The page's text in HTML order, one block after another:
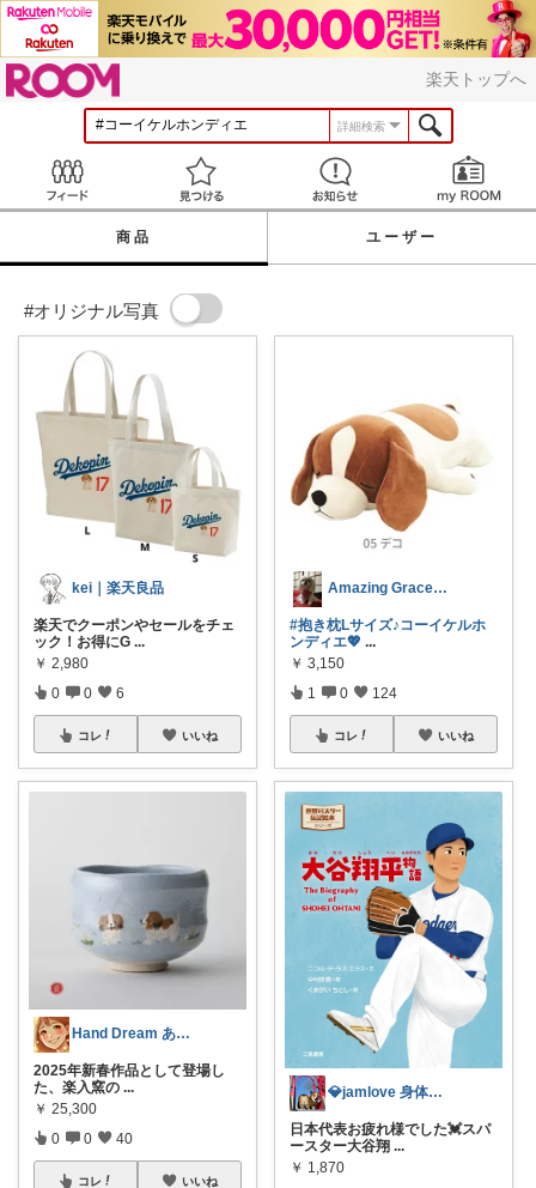
楽天トップへ
詳細検索
見つける お知らせ
商品 ユーザー
#オリジナル写真
kei｜楽天良品
楽天でクーポンやセールをチェ
ック！お得にG ...
￥ 2,980
0 0 6
コレ いいね
Hand Dream ありがとう
2025年新春作品として登場し
た、楽入窯の ...
￥ 25,300
0 0 40
コレ いいね
Amazing Graceマラソン半休
#抱き枕Lサイズ♪コーイケルホ
ンディエ💖 ...
￥ 3,150
1 0 124
コレ いいね
💎jamlove 身体に優しく
日本代表お疲れ様でした💓スパ
ースター大谷翔 ...
￥ 1,870